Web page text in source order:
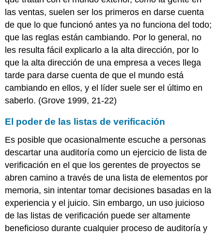
las ventas, suelen ser los primeros en darse cuenta
de que lo que funcionó antes ya no funciona del todo;
que las reglas están cambiando. Por lo general, no
les resulta fácil explicarlo a la alta dirección, por lo
que la alta dirección de una empresa a veces llega
tarde para darse cuenta de que el mundo está
cambiando en ellos, y el líder suele ser el último en
saberlo. (Grove 1999, 21-22)
El poder de las listas de verificación
Es posible que ocasionalmente escuche a personas
descartar una auditoría como un ejercicio de lista de
verificación en el que los gerentes de proyectos se
abren camino a través de una lista de elementos por
memoria, sin intentar tomar decisiones basadas en la
experiencia y el juicio. Sin embargo, un uso juicioso
de las listas de verificación puede ser altamente
beneficioso durante cualquier proceso de auditoría y